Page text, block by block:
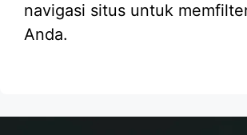
navigasi situs untuk
Anda.